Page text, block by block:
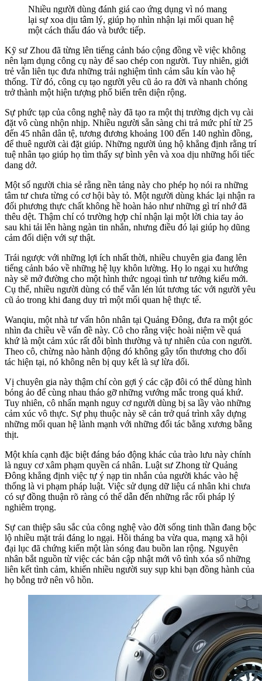
Nhiều người dùng đánh giá cao ứng dụng vì nó mang
lại sự xoa dịu tâm lý, giúp họ nhìn nhận lại mối quan hệ
một cách thấu đáo và bước tiếp.
Kỹ sư Zhou đã từng lên tiếng cảnh báo cộng đồng về việc không
nên lạm dụng công cụ này để sao chép con người. Tuy nhiên, giới
trẻ vẫn liên tục đưa những trải nghiệm tình cảm sâu kín vào hệ
thống. Từ đó, công cụ tạo người yêu cũ ảo ra đời và nhanh chóng
trở thành một hiện tượng phổ biến trên diện rộng.
Sự phức tạp của công nghệ này đã tạo ra một thị trường dịch vụ cài
đặt vô cùng nhộn nhịp. Nhiều người sẵn sàng chi trả mức phí từ 25
đến 45 nhân dân tệ, tương đương khoảng 100 đến 140 nghìn đồng,
để thuê người cài đặt giúp. Những người ủng hộ khẳng định rằng trí
tuệ nhân tạo giúp họ tìm thấy sự bình yên và xoa dịu những hối tiếc
dang dở.
Một số người chia sẻ rằng nền tảng này cho phép họ nói ra những
tâm tư chưa từng có cơ hội bày tỏ. Một người dùng khác lại nhận ra
đối phương thực chất không hề hoàn hảo như những gì trí nhớ đã
thêu dệt. Thậm chí có trường hợp chỉ nhận lại một lời chia tay ảo
sau khi tải lên hàng ngàn tin nhắn, nhưng điều đó lại giúp họ dũng
cảm đối diện với sự thật.
Trái ngược với những lợi ích nhất thời, nhiều chuyên gia đang lên
tiếng cảnh báo về những hệ lụy khôn lường. Họ lo ngại xu hướng
này sẽ mở đường cho một hình thức ngoại tình tư tưởng kiểu mới.
Cụ thể, nhiều người dùng có thể vẫn lén lút tương tác với người yêu
cũ ảo trong khi đang duy trì một mối quan hệ thực tế.
Wanqiu, một nhà tư vấn hôn nhân tại Quảng Đông, đưa ra một góc
nhìn đa chiều về vấn đề này. Cô cho rằng việc hoài niệm về quá
khứ là một cảm xúc rất đỗi bình thường và tự nhiên của con người.
Theo cô, chừng nào hành động đó không gây tổn thương cho đối
tác hiện tại, nó không nên bị quy kết là sự lừa dối.
Vị chuyên gia này thậm chí còn gợi ý các cặp đôi có thể dùng hình
bóng ảo để cùng nhau tháo gỡ những vướng mắc trong quá khứ.
Tuy nhiên, cô nhấn mạnh nguy cơ người dùng bị sa lầy vào những
cảm xúc vô thực. Sự phụ thuộc này sẽ cản trở quá trình xây dựng
những mối quan hệ lành mạnh với những đối tác bằng xương bằng
thịt.
Một khía cạnh đặc biệt đáng báo động khác của trào lưu này chính
là nguy cơ xâm phạm quyền cá nhân. Luật sư Zhong từ Quảng
Đông khẳng định việc tự ý nạp tin nhắn của người khác vào hệ
thống là vi phạm pháp luật. Việc sử dụng dữ liệu cá nhân khi chưa
có sự đồng thuận rõ ràng có thể dẫn đến những rắc rối pháp lý
nghiêm trọng.
Sự can thiệp sâu sắc của công nghệ vào đời sống tinh thần đang bộc
lộ nhiều mặt trái đáng lo ngại. Hồi tháng ba vừa qua, mạng xã hội
đại lục đã chứng kiến một làn sóng đau buồn lan rộng. Nguyên
nhân bắt nguồn từ việc các bản cập nhật mới vô tình xóa sổ những
liên kết tình cảm, khiến nhiều người suy sụp khi bạn đồng hành của
họ bỗng trở nên vô hồn.